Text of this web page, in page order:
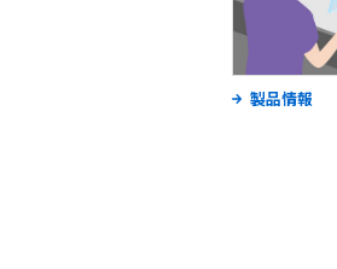
製品情報